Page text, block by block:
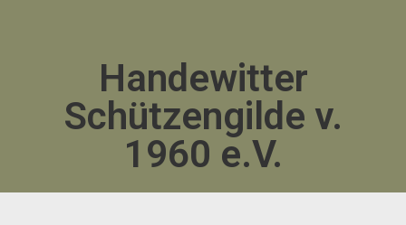
Handewitter
Schützengilde v.
1960 e.V.